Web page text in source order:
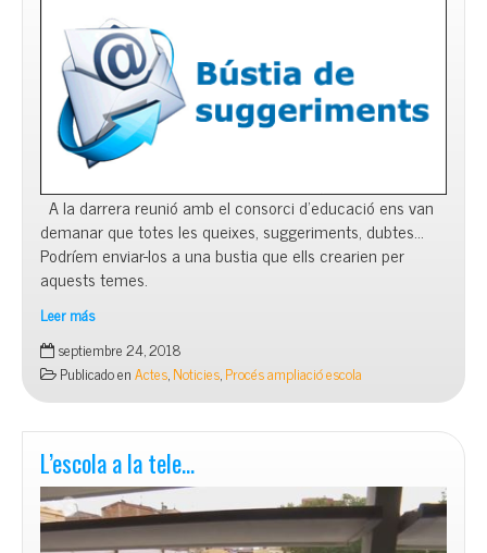
setembre
A la darrera reunió amb el consorci d’educació ens van
demanar que totes les queixes, suggeriments, dubtes…
Podríem enviar-los a una bustia que ells crearien per
aquests temes.
Leer más
Bústia
de
suggeriments
-
obres-
septiembre 24, 2018
Publicado enActes,Noticies,Procés ampliació escola
L’escola a la tele…